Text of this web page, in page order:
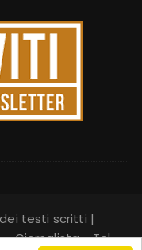
testi scritti |
- Giornalista - Tel.